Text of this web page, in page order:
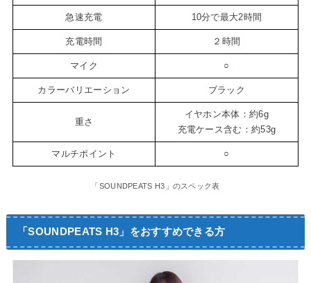
急速充電 10分で最大2時間
充電時間 ２時間
マイク ○
カラーバリエーション ブラック
重さ
イヤホン本体：約6g
充電ケース含む：約53g
マルチポイント ○
「SOUNDPEATS H3」のスペック表
「SOUNDPEATS H3」をおすすめできる方